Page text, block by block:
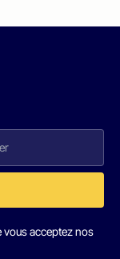
acceptez nos